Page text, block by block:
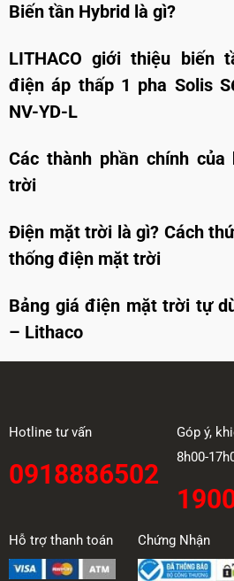
Biến tần Hybrid là gì?
LITHACO giới thiệu biến
điện áp thấp 1 pha Solis
NV-YD-L
Các thành phần chính
trời
Điện mặt trời là gì? Cách
thống điện mặt trời
Bảng giá điện mặt trời tự
– Lithaco
Hotline tư vấn
0918886502
Góp ý,
8h00-
Hỗ trợ thanh toán Chứng Nhận